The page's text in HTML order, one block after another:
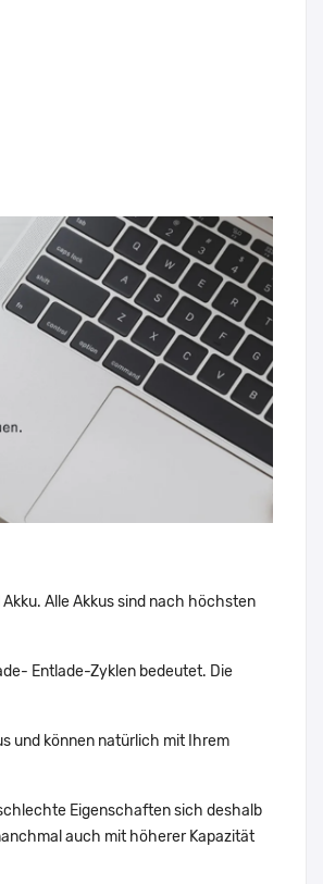
Alle Akkus sind nach höchsten
Entlade-Zyklen bedeutet. Die
und können natürlich mit Ihrem
Eigenschaften sich deshalb
auch mit höherer Kapazität